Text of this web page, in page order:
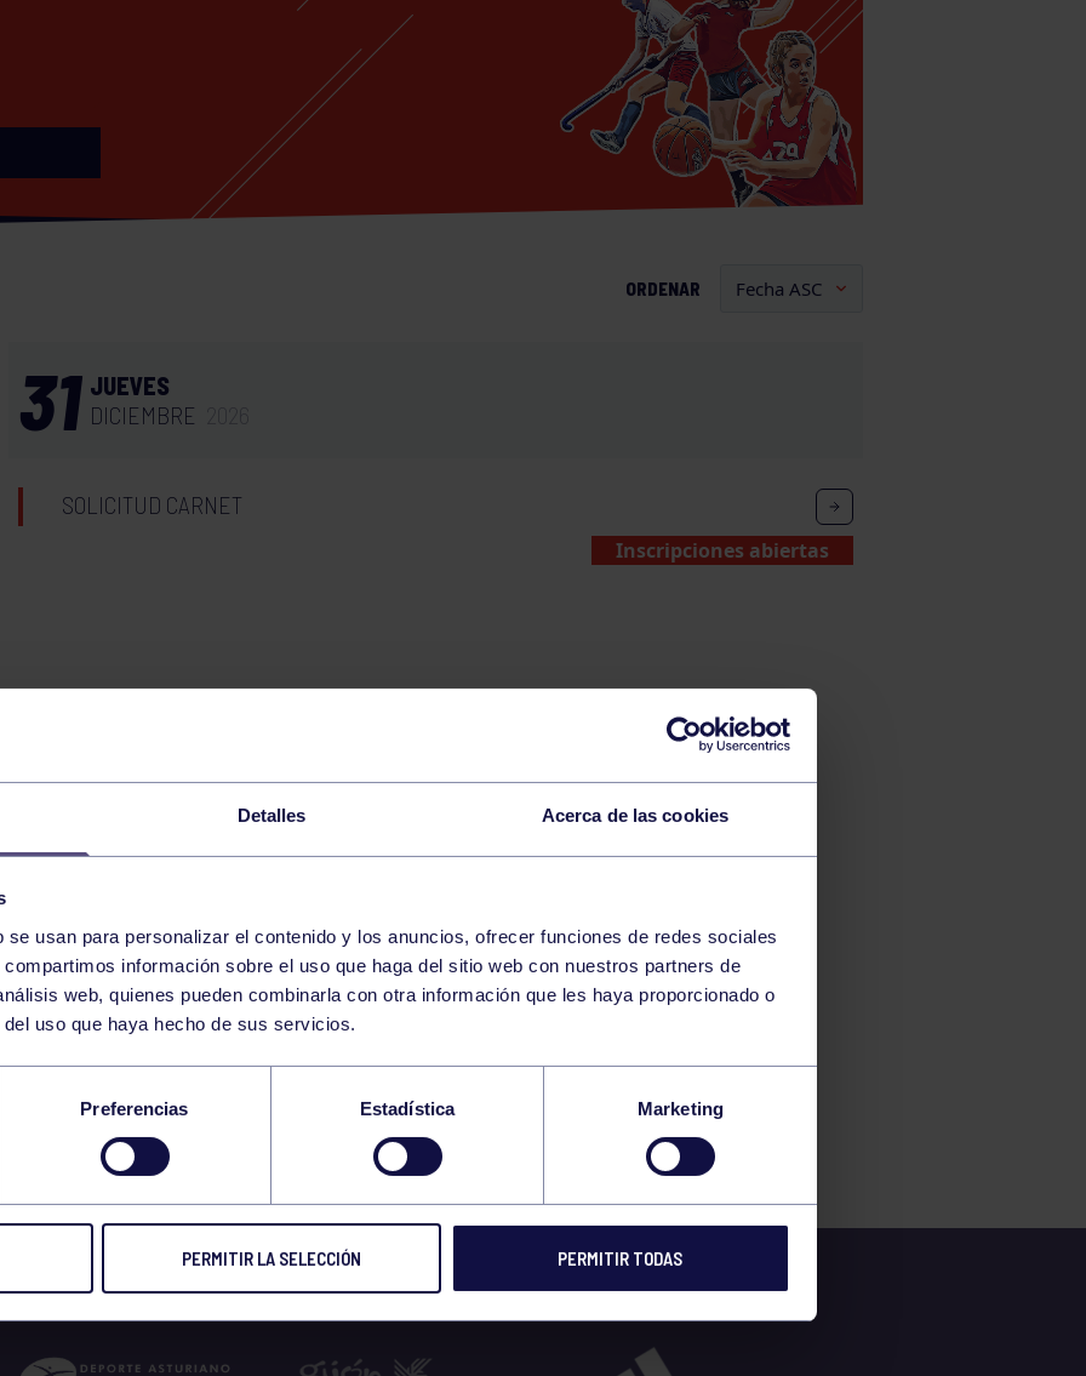
Detalles Acerca de las cookies
usan para personalizar el contenido y los anuncios, ofrecer funciones de redes sociales
información sobre el uso que haga del sitio web con nuestros partners de
web, quienes pueden combinarla con otra información que les haya proporcionado o
uso que haya hecho de sus servicios.
Preferencias Estadística Marketing
PERMITIR LA SELECCIÓN PERMITIR TODAS
ORDENAR
31 JUEVES
DICIEMBRE
SOLICITUD CARNET
Inscripciones abiertas